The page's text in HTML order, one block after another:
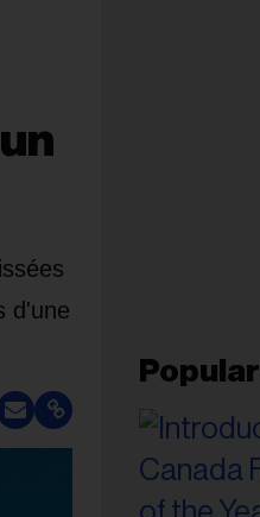
d'une
Popular